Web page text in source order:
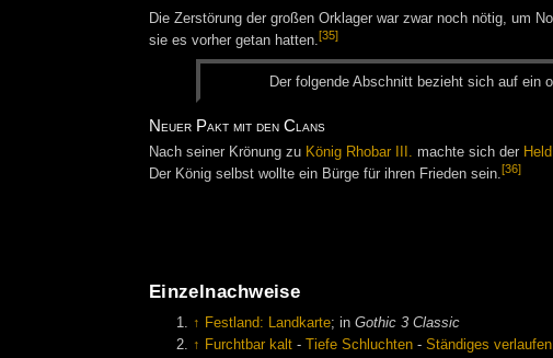
Die Zerstörung der großen Orklager war zwar noch nötig, um
sie es vorher getan hatten.[35]
Der fol­gen­de Ab­schnitt be­zieht sich auf ein
Neuer Pakt mit den Clans
Nach seiner Krönung zu König Rhobar III. machte sich der Held
Der König selbst wollte ein Bürge für ihren Frieden sein.[36]
Einzelnachweise
↑ Festland: Landkarte; inGothic 3 Classic
↑ Furchtbar kalt - Tiefe Schluchten -Ständiges verlaufen